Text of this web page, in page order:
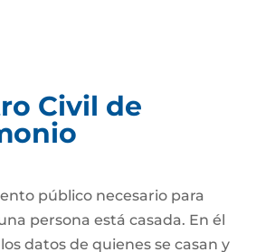
Civil de
público necesario para
persona está casada. En él
datos de quienes se casan y